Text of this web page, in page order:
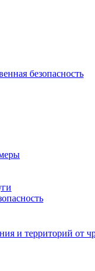
безопасность
и территорий от